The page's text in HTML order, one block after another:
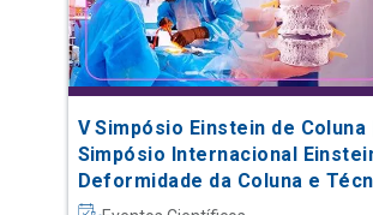
V Simpósio Einstein de Coluna
Simpósio Internacional
Deformidade da Coluna e
Complexas